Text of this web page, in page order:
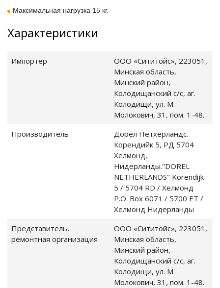
Максимальная нагрузка 15 кг.
Характеристики
Импортер
ООО «Сититойс», 223051,
Минская область,
Минский район,
Колодищанский с/с, аг.
Колодищи, ул. М.
Молокович, 31, пом. 1-48.
Производитель
Дорел Нетхерландс.
Корендийк 5, РД 5704
Хелмонд,
Нидерланды."DOREL
NETHERLANDS" Korendijk
5 / 5704 RD / Хелмонд
P.O. Box 6071 / 5700 ET /
Хелмонд Нидерланды
Представитель,
ремонтная организация
ООО «Сититойс», 223051,
Минская область,
Минский район,
Колодищанский с/с, аг.
Колодищи, ул. М.
Молокович, 31, пом. 1-48.